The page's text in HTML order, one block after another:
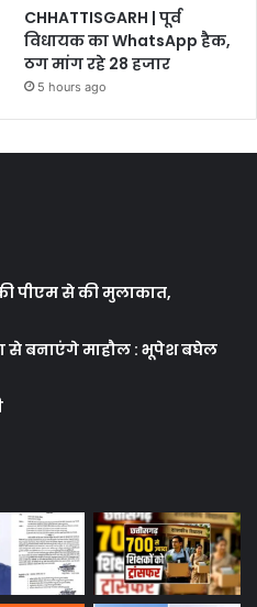
CHHATTISGARH | पूर्व
विधायक का WhatsApp हैक,
ठग मांग रहे 28 हजार
5 hours ago
पीएम से की मुलाकात,
से बनाएंगे माहौल : भूपेश बघेल